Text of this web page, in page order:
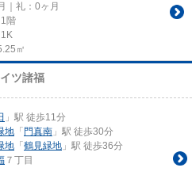
｜礼：0ヶ月
階
㎡
ツ諸福
」駅 徒歩11分
地 「 門真南 」駅 徒歩30分
地 「 鶴見緑地 」駅 徒歩36分
７丁目